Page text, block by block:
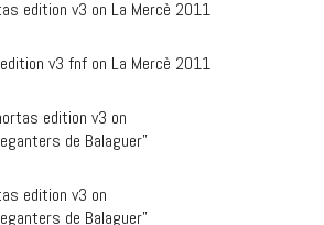
edition v3 on La Mercè 2011
v3 fnf on La Mercè 2011
edition v3 on
de Balaguer”
edition v3 on
de Balaguer”